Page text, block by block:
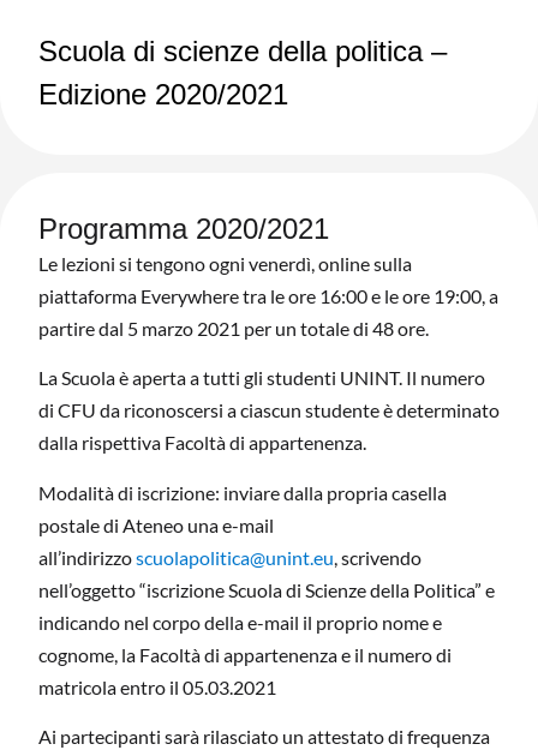
Scuola di scienze della politica –
Edizione 2020/2021
Programma 2020/2021
Le lezioni si tengono ogni venerdì, online sulla
piattaforma Everywhere tra le ore 16:00 e le ore 19:00, a
partire dal 5 marzo 2021 per un totale di 48 ore.
La Scuola è aperta a tutti gli studenti UNINT. Il numero
di CFU da riconoscersi a ciascun studente è determinato
dalla rispettiva Facoltà di appartenenza.
Modalità di iscrizione: inviare dalla propria casella
postale di Ateneo una e-mail
all’indirizzoscuolapolitica@unint.eu , scrivendo
nell’oggetto “iscrizione Scuola di Scienze della Politica” e
indicando nel corpo della e-mail il proprio nome e
cognome, la Facoltà di appartenenza e il numero di
matricola entro il 05.03.2021
Ai partecipanti sarà rilasciato un attestato di frequenza